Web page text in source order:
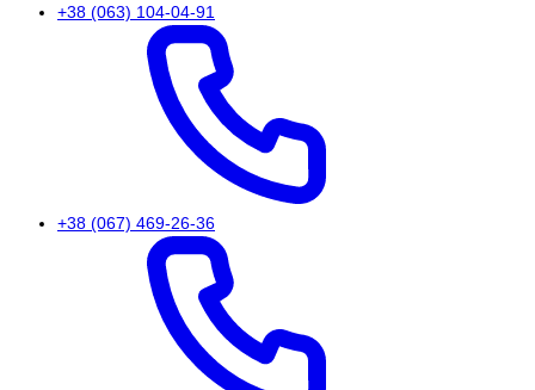
+38 (063) 104-04-91
+38 (067) 469-26-36